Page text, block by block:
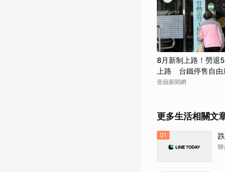
8月新制上路！勞退
上路 台鐵停售自由
壹蘋新聞網
更多生活相關文
01
聯